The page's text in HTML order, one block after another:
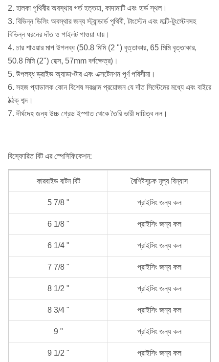
2. হালকা পৃথিবীর অবস্থার গর্ত হত্তয়া, কাদামাটি এবং হার্ড স্থল।
3. বিভিন্ন ডিলিং অবস্থার জন্য স্ট্যান্ডার্ড পৃথিবী, টাংস্টেন এবং মাল্টি-টুংস্টেনসহ
বিভিন্ন ধরনের দাঁত ও পাইলট পাওয়া যায়।
4. চার শাওয়ার মাপ উপলব্ধ (50.8 মিমি (2 ") বৃত্তাকার, 65 মিমি বৃত্তাকার,
50.8 মিমি (2") হেক্স, 57mm বর্গক্ষেত্র)।
5. উপলব্ধ ড্রাইভ অ্যাডাপ্টার এবং এক্সটেনশন পূর্ণ পরিসীমা।
6. সহজ প্যাডালক কোন বিশেষ সরঞ্জাম প্রয়োজন যে দাঁত সিস্টেমের মধ্যে এবং বাইরে
ঠক্ঠক্ শব্দ।
7. দীর্ঘদেহ জন্য উচ্চ গ্রেড ইস্পাত থেকে তৈরি ভারী দায়িত্ব নল।
বিস্ফোরিত বিট এর স্পেসিফিকেশন:
কারবাইড বাটন বিট বৈশিষ্টসূচক মূল্য বিন্যাস
5 7/8 " প্রাইসিং জন্য কল
6 1/8 " প্রাইসিং জন্য কল
6 1/4 " প্রাইসিং জন্য কল
7 7/8 " প্রাইসিং জন্য কল
8 1/2 " প্রাইসিং জন্য কল
8 3/4 " প্রাইসিং জন্য কল
9 " প্রাইসিং জন্য কল
9 1/2 " প্রাইসিং জন্য কল